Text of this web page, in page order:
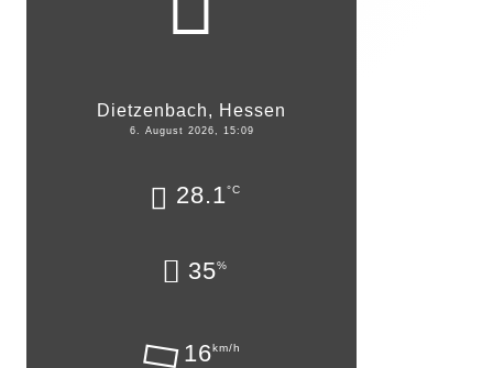
Dietzenbach, Hessen
6. August 2026, 15:09
28.1°C
35%
16km/h